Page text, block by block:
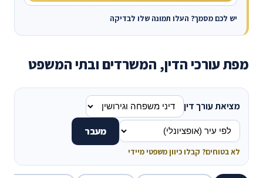
יש לכם מסמך? העלו תמונה שלו לבדיקה
מפת עורכי הדין, המשרדים ובתי המשפט
מציאת עורך דין
מעבר
לא בטוחים? קבלו כיוון משפטי מיידי